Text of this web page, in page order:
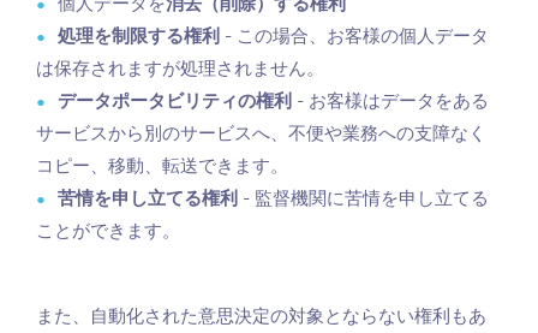
個人データを消去（削除）する権利
処理を制限する権利 - この場合、お客様の個人データ
は保存されますが処理されません。
データポータビリティの権利 - お客様はデータをある
サービスから別のサービスへ、不便や業務への支障なく
コピー、移動、転送できます。
苦情を申し立てる権利 - 監督機関に苦情を申し立てる
ことができます。
また、自動化された意思決定の対象とならない権利もあ